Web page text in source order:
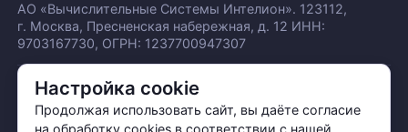
Настройка cookie
Продолжая использовать сайт, вы даёте согласие
на обработку cookies в соответствии с нашей
АО «Вычислительные Системы Интелион». 123112,
г. Москва, Пресненская набережная, д. 12 ИНН:
9703167730, ОГРН: 1237700947307
© АО «ИНТЕЛИОН ДАТА» 2026
Политика обработки ПДн
Политика конфиденциальности